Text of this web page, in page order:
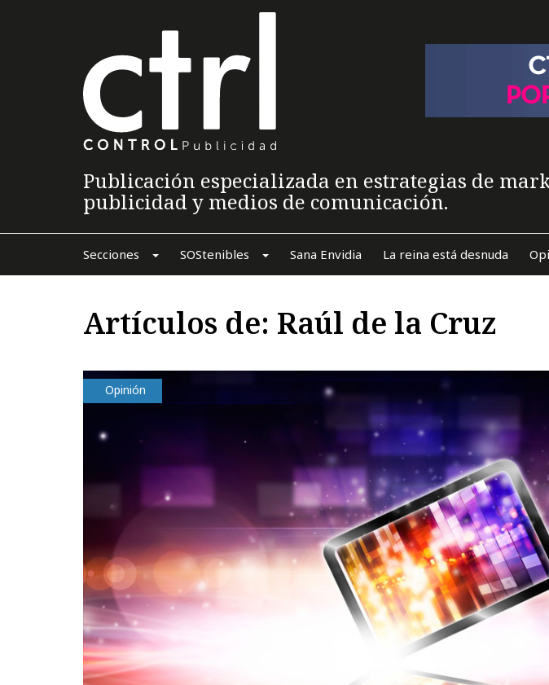
Publicación especializada en estrategias de
publicidad y medios de comunicación.
Secciones SOStenibles Sana Envidia La reina está desnuda
Artículos de: Raúl de la Cruz
Opinión